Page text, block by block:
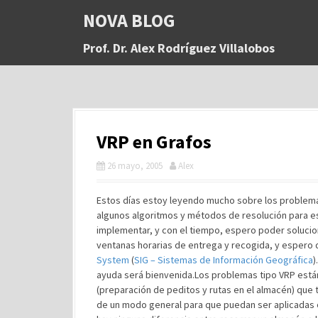
a
NOVA BLOG
Prof. Dr. Alex Rodríguez Villalobos
VRP en Grafos
26 mayo, 2005 Alex
Estos días estoy leyendo mucho sobre los
algunos algoritmos y métodos de resolución para
implementar, y con el tiempo, espero poder
ventanas horarias de entrega y recogida, y espero
System (SIG – Sistemas de Información Geográfica
ayuda será bienvenida.Los problemas tipo VRP
(preparación de peditos y rutas en el almacén)
de un modo general para que puedan ser